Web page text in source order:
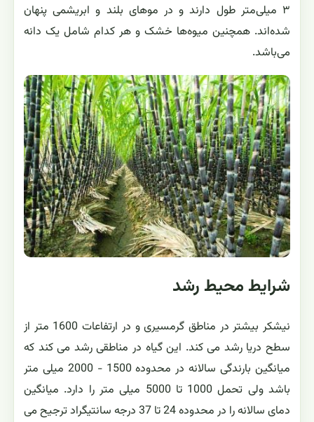
۳ میلی‌متر طول دارند و در موهای بلند و ابریشمی پنهان
شده‌اند. همچنین میوه‌ها خشک و هر کدام شامل یک دانه
می‌باشد.
شرایط محیط رشد
نیشکر بیشتر در مناطق گرمسیری و در ارتفاعات 1600 متر از
سطح دریا رشد می کند. این گیاه در مناطقی رشد می کند که
میانگین بارندگی سالانه در محدوده 1500 - 2000 میلی متر
باشد ولی تحمل 1000 تا 5000 میلی متر را دارد. میانگین
دمای سالانه را در محدوده 24 تا 37 درجه سانتیگراد ترجیح می